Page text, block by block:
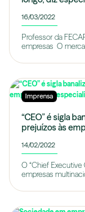
16/03/2022
Professor da
empresas O
Imprensa
“CEO” é sigla
prejuízos às
14/02/2022
O “Chief
empresas